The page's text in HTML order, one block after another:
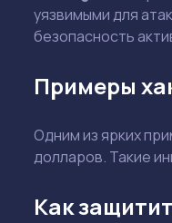
уязвимыми для
безопасность
Примеры
Одним из ярких
долларов. Такие
Как